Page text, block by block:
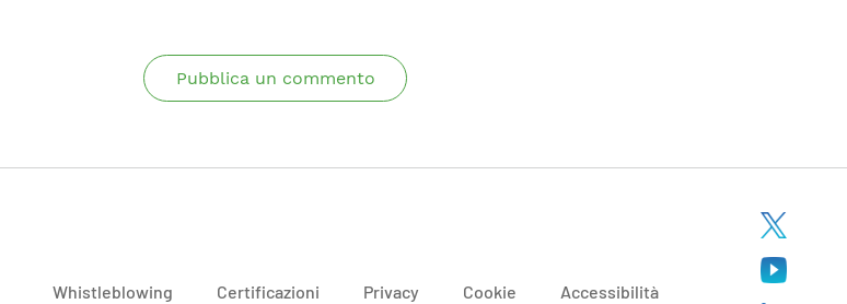
Pubblica un commento
Whistleblowing Certificazioni Privacy Cookie Accessibilità